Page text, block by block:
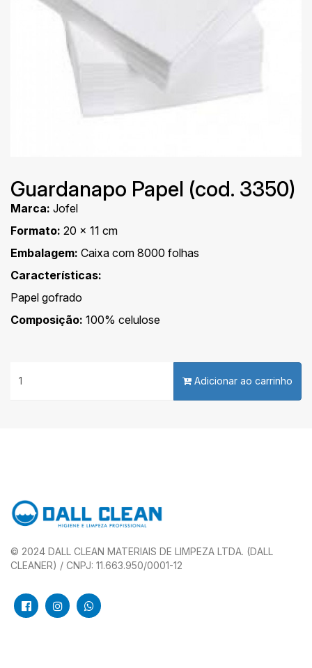
Guardanapo Papel (cod. 3350)
Marca: Jofel
Formato: 20 x 11 cm
Embalagem: Caixa com 8000 folhas
Características:
Papel gofrado
Composição: 100% celulose
Adicionar ao carrinho
© 2024 DALL CLEAN MATERIAIS DE LIMPEZA LTDA. (DALL
CLEANER) / CNPJ: 11.663.950/0001-12